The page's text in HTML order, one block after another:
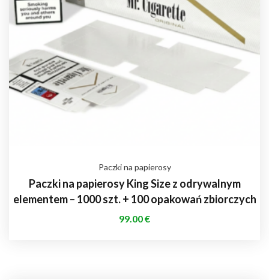
Paczki na papierosy
Paczki na papierosy King Size z odrywalnym
elementem – 1000 szt. + 100 opakowań zbiorczych
99.00€